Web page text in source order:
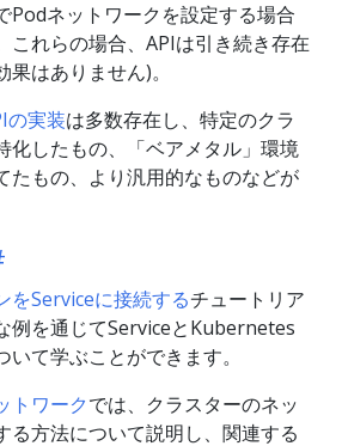
Podネットワークを設定する場合
これらの場合、APIは引き続き存在
果はありません)。
の実装は多数存在し、特定のクラ
化したもの、「ベアメタル」環境
たもの、より汎用的なものなどが
をServiceに接続するチュートリア
例を通じてServiceとKubernetes
て学ぶことができます。
トワークでは、クラスターのネッ
る方法について説明し、関連する